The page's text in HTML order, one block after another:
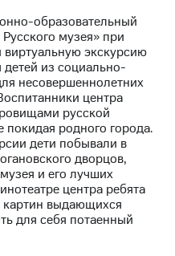
образовательный
музея» при
экскурсию
из социально-
несовершеннолетних
центра
русской
покидая родного города.
дети побывали в
дворцов,
и его лучших
центра ребята
картин выдающихся
для себя потаенный